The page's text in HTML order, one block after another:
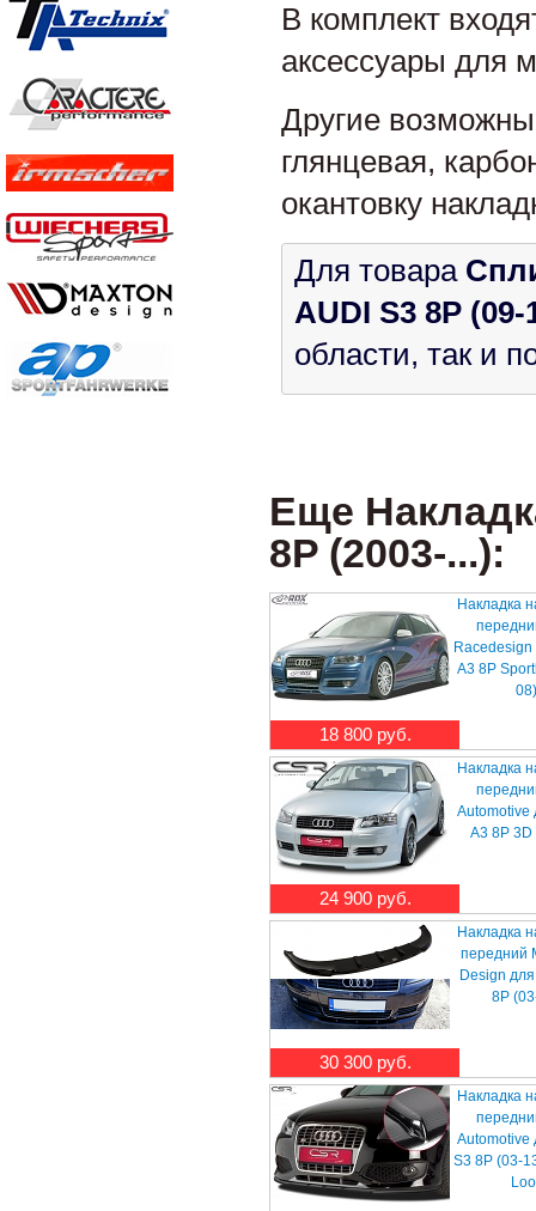
В комплект
аксессуары для
Другие
глянцевая,
окантовку
Для товара
AUDI S3 8P (09-
области, так и
Еще
8P (2003-...):
18 800 руб.
Накладка
A3 8P
08)
24 900 руб.
Накладка
Automotive
A3 8P 3D
30 300 руб.
Накладка
передний
Design
8P
Накладка
Automotive
S3 8P (03-